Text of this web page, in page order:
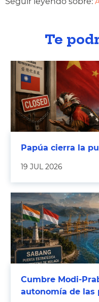
Te
Papúa cierra la
19 JUL 2026
Cumbre Modi-
autonomía de las